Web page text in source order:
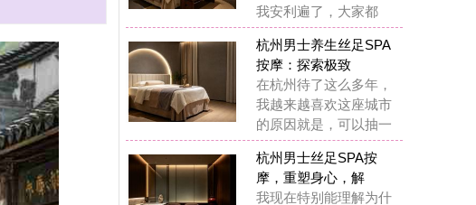
的原因就是，可以抽一
摩，重塑身心，解
我现在特别能理解为什
么越来越多的杭州男士
爱去这种丝足SPA按
杭州男士尊享SPA按
摩，打造你的专属
现在这家杭州男士SPA
店对我来说就像是一个
专属的“秘密基地”